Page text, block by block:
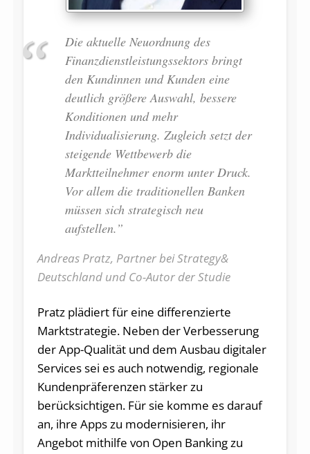
Die aktuelle Neuordnung des
Finanzdienstleistungssektors bringt
den Kundinnen und Kunden eine
deutlich größere Auswahl, bessere
Konditionen und mehr
Individualisierung. Zugleich setzt der
steigende Wettbewerb die
Marktteilnehmer enorm unter Druck.
Vor allem die traditionellen Banken
müssen sich strategisch neu
aufstellen.”
Andreas Pratz, Partner bei Strategy&
Deutschland und Co-Autor der Studie
Pratz plädiert für eine differenzierte
Marktstrategie. Neben der Verbesserung
der App-Qualität und dem Ausbau digitaler
Services sei es auch notwendig, regionale
Kundenpräferenzen stärker zu
berücksichtigen. Für sie komme es darauf
an, ihre Apps zu modernisieren, ihr
Angebot mithilfe von Open Banking zu